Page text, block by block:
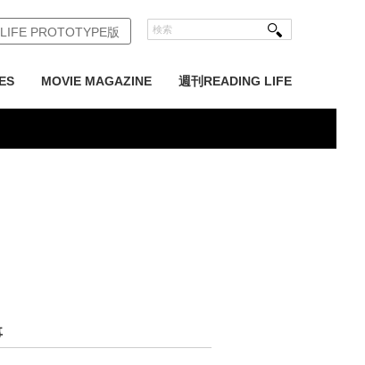
MOVIE MAGAZINE 週刊READING LIFE
PROTOTYPE版